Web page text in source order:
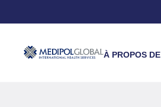
À PROPOS DE NOUS